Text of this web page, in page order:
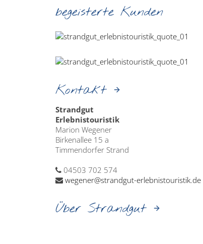
begeisterte Kunden
Kontakt
Strandgut
Erlebnistouristik
Marion Wegener
Birkenallee 15 a
Timmendorfer Strand
04503 702 574
wegener@strandgut-erlebnistouristik.de
Über Strandgut